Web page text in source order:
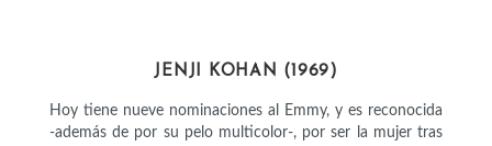
JENJI KOHAN (1969)
Hoy tiene nueve nominaciones al Emmy, y es reconocida
-además de por su pelo multicolor-, por ser la mujer tras